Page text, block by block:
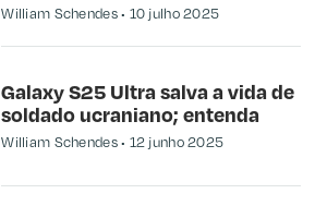
William Schendes 10 julho 2025
Galaxy S25 Ultra salva a vida de
soldado ucraniano; entenda
William Schendes 12 junho 2025